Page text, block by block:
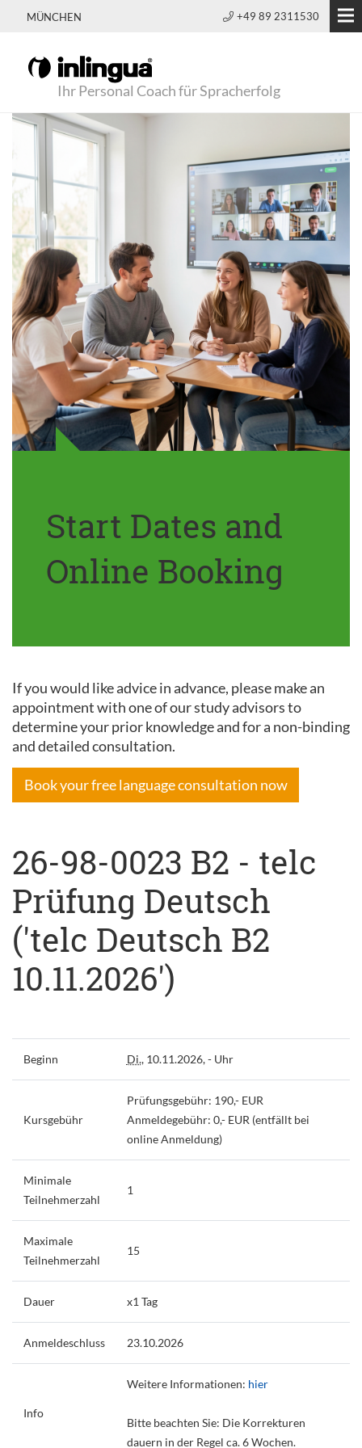
MÜNCHEN +49 89 2311530
Ihr Personal Coach für Spracherfolg
Start Dates and
Online Booking
If you would like advice in advance, please make an
appointment with one of our study advisors to
determine your prior knowledge and for a non-binding
and detailed consultation.
Book your free language consultation now
26-98-0023 B2 - telc
Prüfung Deutsch
('telc Deutsch B2
10.11.2026')
Beginn Di., 10.11.2026, - Uhr
Kursgebühr
Prüfungsgebühr: 190,- EUR
Anmeldegebühr: 0,- EUR (entfällt bei
online Anmeldung)
Minimale
Teilnehmerzahl
1
Maximale
Teilnehmerzahl
15
Dauer x1 Tag
Anmeldeschluss 23.10.2026
Info
Weitere Informationen: hier
Bitte beachten Sie: Die Korrekturen
dauern in der Regel ca. 6 Wochen.